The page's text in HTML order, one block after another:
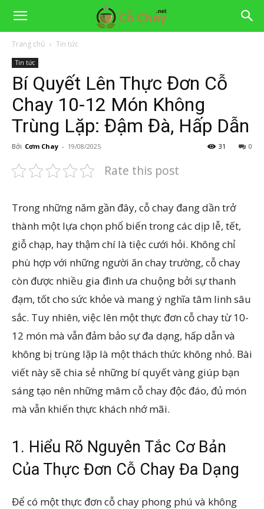
Trang chủ Tin tức
Tin tức
Bí Quyết Lên Thực Đơn Cỗ
Chay 10-12 Món Không
Trùng Lặp: Đậm Đà, Hấp Dẫn
Bởi Cơm Chay - 19/08/2025 0
31
Rate this post
Trong những năm gần đây, cỗ chay đang dần trở
thành một lựa chọn phổ biến trong các dịp lễ, tết,
giỗ chạp, hay thậm chí là tiệc cưới hỏi. Không chỉ
phù hợp với những người ăn chay trường, cỗ chay
còn được nhiều gia đình ưa chuộng bởi sự thanh
đạm, tốt cho sức khỏe và mang ý nghĩa tâm linh sâu
sắc. Tuy nhiên, việc lên một thực đơn cỗ chay từ 10-
12 món mà vẫn đảm bảo sự đa dạng, hấp dẫn và
không bị trùng lặp là một thách thức không nhỏ. Bài
viết này sẽ chia sẻ những bí quyết vàng giúp bạn
sáng tạo nên những mâm cỗ chay độc đáo, đủ món
mà vẫn khiến thực khách nhớ mãi.
1. Hiểu Rõ Nguyên Tắc Cơ Bản
Của Thực Đơn Cỗ Chay Đa Dạng
Để có một thực đơn cỗ chay phong phú và không